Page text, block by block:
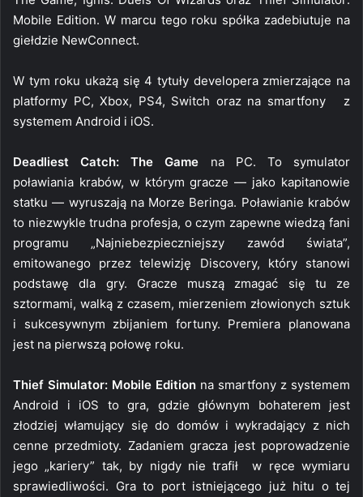
Mobile Edition. W marcu tego roku spółka zadebiutuje na
giełdzie NewConnect.
W tym roku ukażą się 4 tytuły developera zmierzające na
platformy PC, Xbox, PS4, Switch oraz na smartfony z
systemem Android i iOS.
Deadliest Catch: The Game na PC. To symulator
poławiania krabów, w którym gracze — jako kapitanowie
statku — wyruszają na Morze Beringa. Poławianie krabów
to niezwykle trudna profesja, o czym zapewne wiedzą fani
programu „Najniebezpieczniejszy zawód świata”,
emitowanego przez telewizję Discovery, który stanowi
podstawę dla gry. Gracze muszą zmagać się tu ze
sztormami, walką z czasem, mierzeniem złowionych sztuk
i sukcesywnym zbijaniem fortuny. Premiera planowana
jest na pierwszą połowę roku.
Thief Simulator: Mobile Edition na smartfony z systemem
Android i iOS to gra, gdzie głównym bohaterem jest
złodziej włamujący się do domów i wykradający z nich
cenne przedmioty. Zadaniem gracza jest poprowadzenie
jego „kariery” tak, by nigdy nie trafił w ręce wymiaru
sprawiedliwości. Gra to port istniejącego już hitu o tej